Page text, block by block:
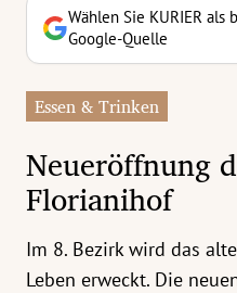
Untermenü
Untermenü
Untermenü
Untermenü
Untermenü
Wählen Sie KURIER als
Google-Quelle
Essen & Trinken
Neueröffnung
Florianihof
Im 8. Bezirk wird das
Leben erweckt. Die